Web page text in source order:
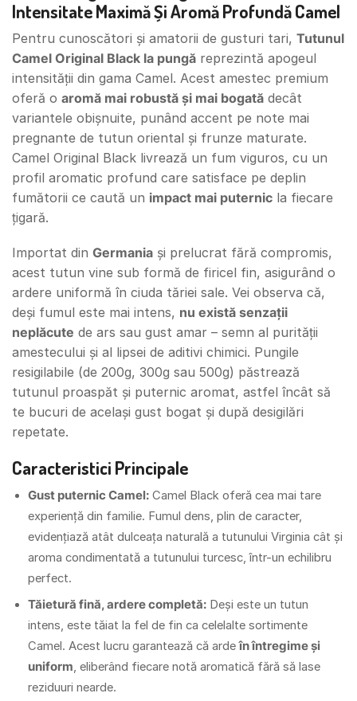
Intensitate Maximă Și Aromă Profundă Camel
Pentru cunoscători și amatorii de gusturi tari, Tutunul
Camel Original Black la pungă reprezintă apogeul
intensității din gama Camel. Acest amestec premium
oferă o aromă mai robustă și mai bogată decât
variantele obișnuite, punând accent pe note mai
pregnante de tutun oriental și frunze maturate.
Camel Original Black livrează un fum viguros, cu un
profil aromatic profund care satisface pe deplin
fumătorii ce caută un impact mai puternic la fiecare
țigară.
Importat din Germania și prelucrat fără compromis,
acest tutun vine sub formă de firicel fin, asigurând o
ardere uniformă în ciuda tăriei sale. Vei observa că,
deși fumul este mai intens, nu există senzații
neplăcute de ars sau gust amar – semn al purității
amestecului și al lipsei de aditivi chimici. Pungile
resigilabile (de 200g, 300g sau 500g) păstrează
tutunul proaspăt și puternic aromat, astfel încât să
te bucuri de același gust bogat și după desigilări
repetate.
Caracteristici Principale
Gust puternic Camel: Camel Black oferă cea mai tare
experiență din familie. Fumul dens, plin de caracter,
evidențiază atât dulceața naturală a tutunului Virginia cât și
aroma condimentată a tutunului turcesc, într-un echilibru
perfect.
Tăietură fină, ardere completă: Deși este un tutun
intens, este tăiat la fel de fin ca celelalte sortimente
Camel. Acest lucru garantează că ardeîn întregime și
uniform, eliberând fiecare notă aromatică fără să lase
reziduuri nearde.